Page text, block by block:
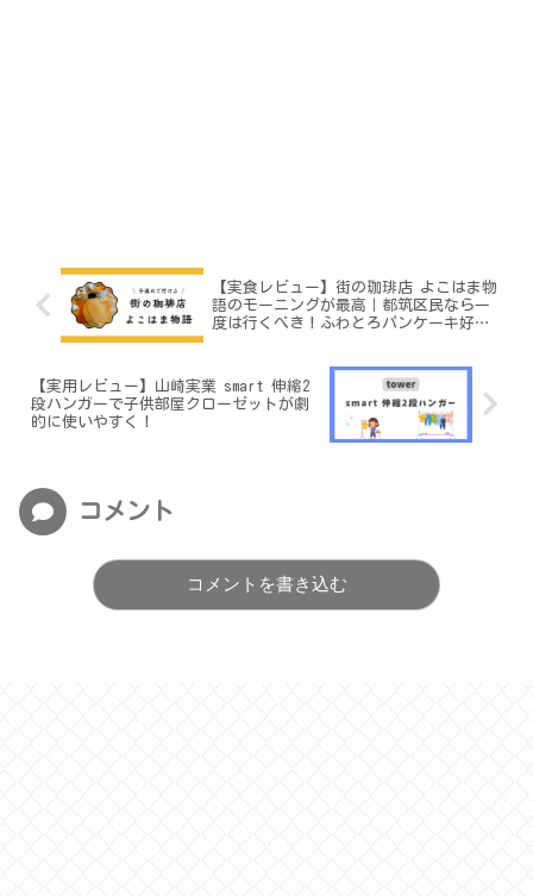
【実食レビュー】街の珈琲店 よこはま物
語のモーニングが最高｜都筑区民なら一
度は行くべき！ふわとろパンケーキ好き
【実用レビュー】山崎実業 smart 伸縮2
段ハンガーで子供部屋クローゼットが劇
的に使いやすく！
コメント
コメントを書き込む